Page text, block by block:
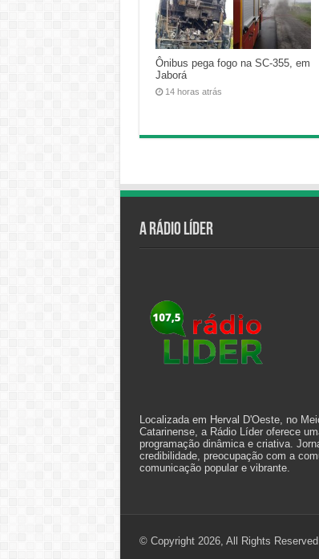
Ônibus pega fogo na SC-355, em
Jaborá
14 horas atrás
A Rádio Líder
Localizada em Herval D'Oeste, no
Catarinense, a Rádio Líder oferece
programação dinâmica e criativa.
credibilidade, preocupação com a
comunicação popular e vibrante.
© Copyright 2026, All Rights Reserved